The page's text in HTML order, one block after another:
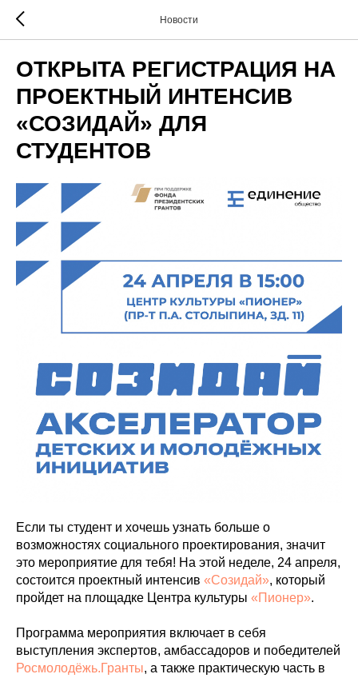
Новости
ОТКРЫТА РЕГИСТРАЦИЯ НА
ПРОЕКТНЫЙ ИНТЕНСИВ
«СОЗИДАЙ» ДЛЯ
СТУДЕНТОВ
Если ты студент и хочешь узнать больше о
возможностях социального проектирования, значит
это мероприятие для тебя! На этой неделе, 24 апреля,
состоится проектный интенсив «Созидай», который
пройдет на площадке Центра культуры «Пионер».
Программа мероприятия включает в себя
выступления экспертов, амбассадоров и победителей
Росмолодёжь.Гранты, а также практическую часть в